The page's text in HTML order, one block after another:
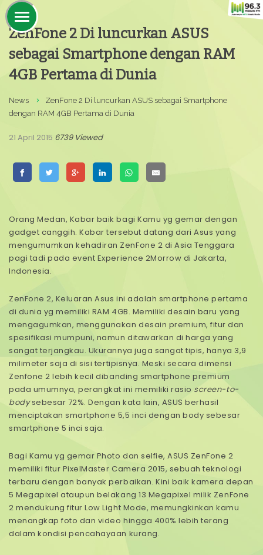
ZenFone 2 Di luncurkan ASUS
sebagai Smartphone dengan RAM
4GB Pertama di Dunia
News
ZenFone 2 Di luncurkan ASUS sebagai Smartphone
dengan RAM 4GB Pertama di Dunia
21 April 2015 6739 Viewed
Orang Medan, Kabar baik bagi Kamu yg gemar dengan
gadget canggih. Kabar tersebut datang dari Asus yang
mengumumkan kehadiran ZenFone 2 di Asia Tenggara
pagi tadi pada event Experience 2Morrow di Jakarta,
Indonesia.
ZenFone 2, Keluaran Asus ini adalah smartphone pertama
di dunia yg memiliki RAM 4GB. Memiliki desain baru yang
mengagumkan, menggunakan desain premium, fitur dan
spesifikasi mumpuni, namun ditawarkan di harga yang
sangat terjangkau. Ukurannya juga sangat tipis, hanya 3,9
milimeter saja di sisi tertipisnya. Meski secara dimensi
Zenfone 2 lebih kecil dibanding smartphone premium
pada umumnya, perangkat ini memiliki rasio screen-to-
bodysebesar 72%. Dengan kata lain, ASUS berhasil
menciptakan smartphone 5,5 inci dengan body sebesar
smartphone 5 inci saja.
Bagi Kamu yg gemar Photo dan selfie, ASUS ZenFone 2
memiliki fitur PixelMaster Camera 2015, sebuah teknologi
terbaru dengan banyak perbaikan. Kini baik kamera depan
5 Megapixel ataupun belakang 13 Megapixel milik ZenFone
2 mendukung fitur Low Light Mode, memungkinkan kamu
menangkap foto dan video hingga 400% lebih terang
dalam kondisi pencahayaan kurang.